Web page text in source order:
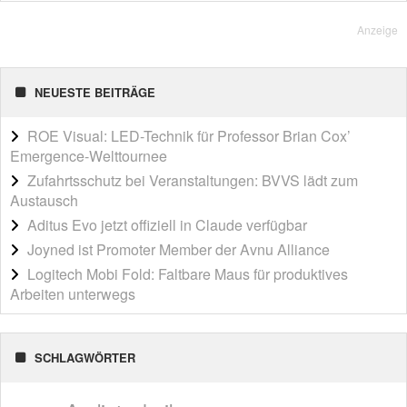
Anzeige
NEUESTE BEITRÄGE
ROE Visual: LED-Technik für Professor Brian Cox’
Emergence-Welttournee
Zufahrtsschutz bei Veranstaltungen: BVVS lädt zum
Austausch
Aditus Evo jetzt offiziell in Claude verfügbar
Joyned ist Promoter Member der Avnu Alliance
Logitech Mobi Fold: Faltbare Maus für produktives
Arbeiten unterwegs
SCHLAGWÖRTER